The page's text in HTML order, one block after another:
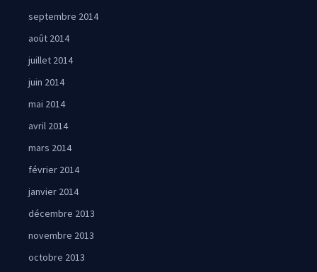
septembre 2014
août 2014
juillet 2014
juin 2014
mai 2014
avril 2014
mars 2014
février 2014
janvier 2014
décembre 2013
novembre 2013
octobre 2013